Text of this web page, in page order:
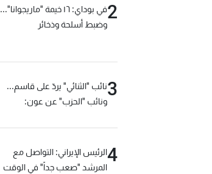
2
في بوداي: ١٦ خيمة "ماريجوانا"...
وضبط أسلحة وذخائر
3نائب "الثنائي" يردّ على قاسم...
ونائب "الحزب" عن عون:
4الرئيس الإيراني: التواصل مع
المرشد "صعب جداً" في الوقت